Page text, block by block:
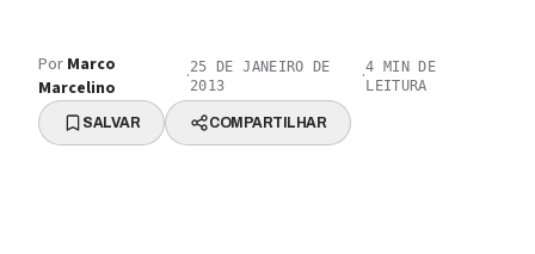
Por Marco
Marcelino
·25 DE JANEIRO DE
2013
·4 MIN DE
LEITURA
SALVAR COMPARTILHAR